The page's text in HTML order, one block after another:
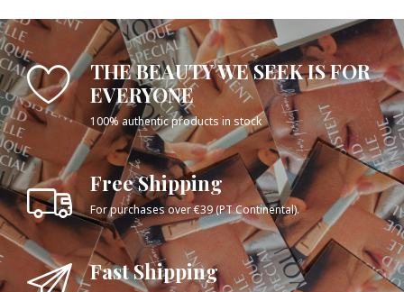
THE BEAUTY WE SEEK IS FOR
EVERYONE
100% authentic products in stock
Free Shipping
For purchases over €39 (PT Continental).
Fast Shipping